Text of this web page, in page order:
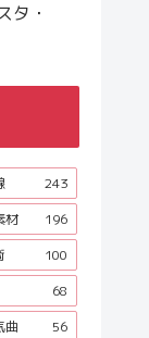
タ・
243
材
196
100
68
曲
56